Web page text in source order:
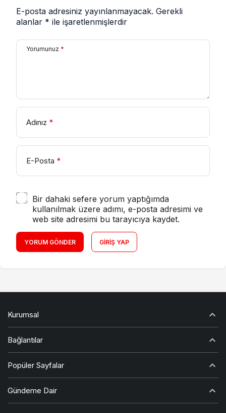
E-posta adresiniz yayınlanmayacak. Gerekli
alanlar * ile işaretlenmişlerdir
Yorumunuz *
Adınız *
E-Posta *
Bir dahaki sefere yorum yaptığımda
kullanılmak üzere adımı, e-posta adresimi ve
web site adresimi bu tarayıcıya kaydet.
YORUM GÖNDER GIRIŞ YAP
Kurumsal
Bağlantılar
Popüler Sayfalar
Gündeme Dair